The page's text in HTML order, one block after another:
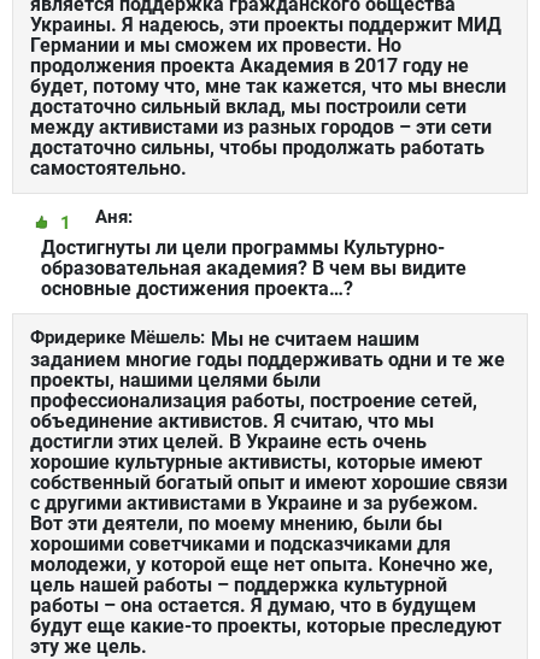
Украины. Я надеюсь, эти проекты поддержит МИД
Германии и мы сможем их провести. Но
продолжения проекта Академия в 2017 году не
будет, потому что, мне так кажется, что мы внесли
достаточно сильный вклад, мы построили сети
между активистами из разных городов – эти сети
достаточно сильны, чтобы продолжать работать
самостоятельно.
Аня:
1
Достигнуты ли цели программы Культурно-
образовательная академия? В чем вы видите
основные достижения проекта…?
Фридерике Мёшель: Мы не считаем нашим
заданием многие годы поддерживать одни и те же
проекты, нашими целями были
профессионализация работы, построение сетей,
объединение активистов. Я считаю, что мы
достигли этих целей. В Украине есть очень
хорошие культурные активисты, которые имеют
собственный богатый опыт и имеют хорошие связи
с другими активистами в Украине и за рубежом.
Вот эти деятели, по моему мнению, были бы
хорошими советчиками и подсказчиками для
молодежи, у которой еще нет опыта. Конечно же,
цель нашей работы – поддержка культурной
работы – она остается. Я думаю, что в будущем
будут еще какие-то проекты, которые преследуют
эту же цель.